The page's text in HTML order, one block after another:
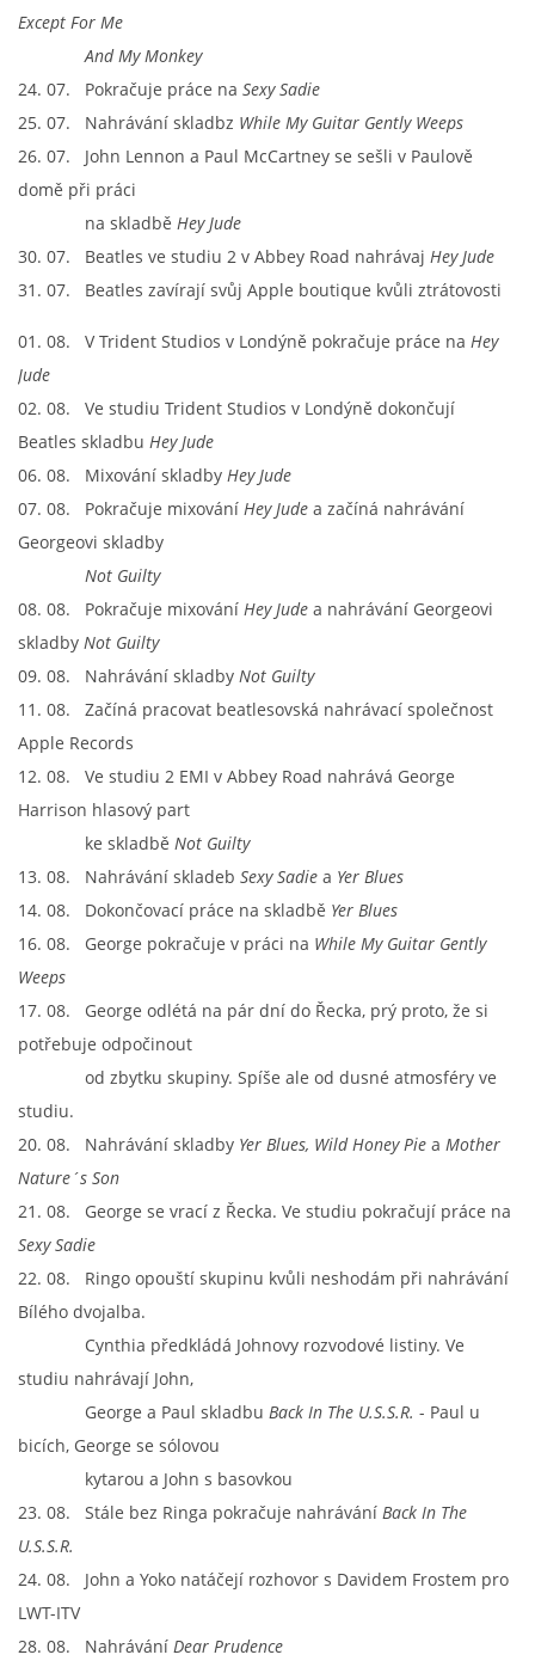
Except For Me
And My Monkey
24. 07. Pokračuje práce na Sexy Sadie
25. 07. Nahrávání skladbz While My Guitar Gently Weeps
26. 07. John Lennon a Paul McCartney se sešli v Paulově
domě při práci
na skladbě Hey Jude
30. 07. Beatles ve studiu 2 v Abbey Road nahrávaj Hey Jude
31. 07. Beatles zavírají svůj Apple boutique kvůli ztrátovosti
01. 08. V Trident Studios v Londýně pokračuje práce na Hey
Jude
02. 08. Ve studiu Trident Studios v Londýně dokončují
Beatles skladbu Hey Jude
06. 08. Mixování skladby Hey Jude
07. 08. Pokračuje mixování Hey Jude a začíná nahrávání
Georgeovi skladby
Not Guilty
08. 08. Pokračuje mixování Hey Jude a nahrávání Georgeovi
skladby Not Guilty
09. 08. Nahrávání skladby Not Guilty
11. 08. Začíná pracovat beatlesovská nahrávací společnost
Apple Records
12. 08. Ve studiu 2 EMI v Abbey Road nahrává George
Harrison hlasový part
ke skladbě Not Guilty
13. 08. Nahrávání skladeb Sexy Sadie a Yer Blues
14. 08. Dokončovací práce na skladbě Yer Blues
16. 08. George pokračuje v práci na While My Guitar Gently
Weeps
17. 08. George odlétá na pár dní do Řecka, prý proto, že si
potřebuje odpočinout
od zbytku skupiny. Spíše ale od dusné atmosféry ve
studiu.
20. 08. Nahrávání skladby Yer Blues, Wild Honey Pie a Mother
Nature´s Son
21. 08. George se vrací z Řecka. Ve studiu pokračují práce na
Sexy Sadie
22. 08. Ringo opouští skupinu kvůli neshodám při nahrávání
Bílého dvojalba.
Cynthia předkládá Johnovy rozvodové listiny. Ve
studiu nahrávají John,
George a Paul skladbu Back In The U.S.S.R. - Paul u
bicích, George se sólovou
kytarou a John s basovkou
23. 08. Stále bez Ringa pokračuje nahrávání Back In The
U.S.S.R.
24. 08. John a Yoko natáčejí rozhovor s Davidem Frostem pro
LWT-ITV
28. 08. Nahrávání Dear Prudence